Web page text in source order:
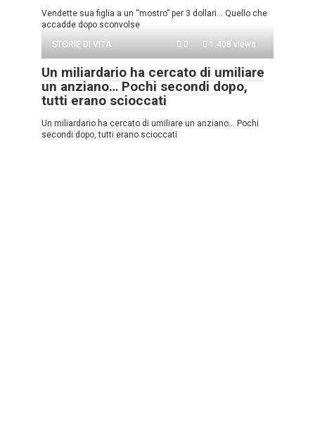
Vendette sua figlia a un “mostro” per 3 dollari… Quello che
accadde dopo sconvolse
STORIE DI VITA
0 1.408 views
Un miliardario ha cercato di umiliare
un anziano… Pochi secondi dopo,
tutti erano scioccati
Un miliardario ha cercato di umiliare un anziano… Pochi
secondi dopo, tutti erano scioccati